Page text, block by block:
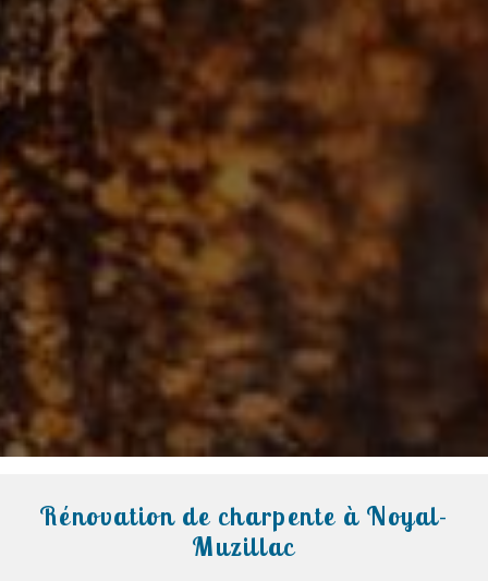
Rénovation de charpente à Noyal-
Muzillac